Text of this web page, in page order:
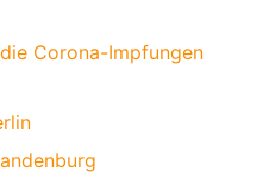
Corona-Impfungen